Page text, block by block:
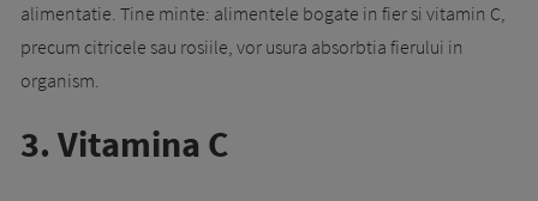
alimentatie. Tine minte: alimentele bogate in fier si vitamin C,
precum citricele sau rosiile, vor usura absorbtia fierului in
organism.
3. Vitamina C